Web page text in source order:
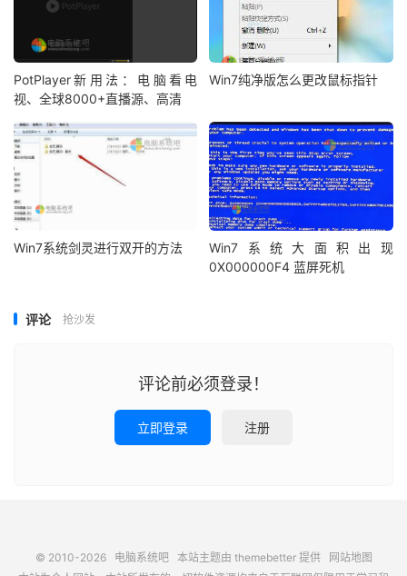
PotPlayer新用法：电脑看电
视、全球8000+直播源、高清
Win7纯净版怎么更改鼠标指针
Win7系统剑灵进行双开的方法
Win7系统大面积出现
0X000000F4 蓝屏死机
评论 抢沙发
评论前必须登录！
立即登录 注册
© 2010-2026 电脑系统吧本站主题由 themebetter提供
网站地图